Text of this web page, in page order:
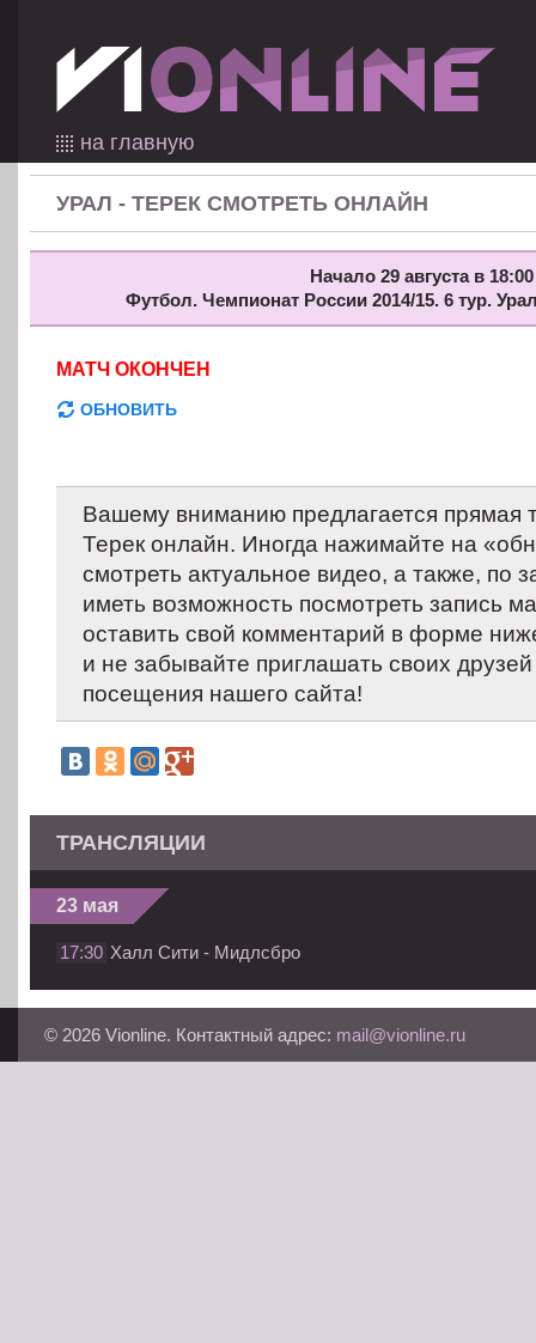
на главную
УРАЛ - ТЕРЕК СМОТРЕТЬ ОНЛАЙН
Начало 29 августа в
Футбол. Чемпионат России 2014/15. 6 тур.
МАТЧ ОКОНЧЕН
ОБНОВИТЬ
Вашему вниманию предлагается прямая
Терек онлайн. Иногда нажимайте на
смотреть актуальное видео, а также, по
иметь возможность посмотреть запись
оставить свой комментарий в форме
и не забывайте приглашать своих
посещения нашего сайта!
ТРАНСЛЯЦИИ
23 мая
17:30 Халл Сити - Мидлсбро
© 2026 Vionline. Контактный адрес: mail@vionline.ru